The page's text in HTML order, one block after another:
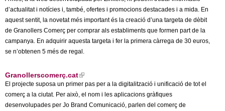
a
l
)
d’actualitat i notícies i, també, ofertes i promocions destacades i a mida. En
aquest sentit, la novetat més important és la creació d’una targeta de dèbit
de Granollers Comerç per comprar als establiments que formen part de la
campanya. En adquirir aquesta targeta i fer la primera càrrega de 30 euros,
se n’obtenen 5 més de regal.
Granollerscomerç.cat(
l
n
k
El projecte suposa un primer pas per a la digitalització i unificació de tot el
comerç a la ciutat. Per això, el nom i les aplicacions gràfiques
desenvolupades per Jo Brand Comunicació, parlen del comerç de